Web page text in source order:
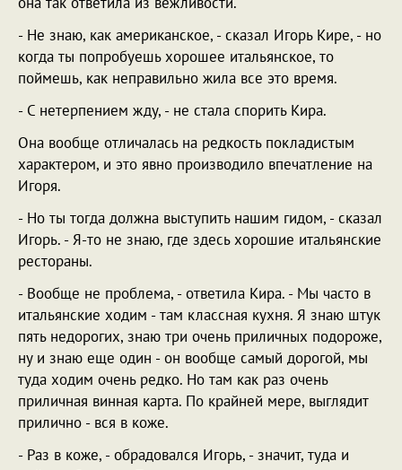
- Не знаю, как американское, - сказал Игорь Кире, - но
когда ты попробуешь хорошее итальянское, то
поймешь, как неправильно жила все это время.
- С нетерпением жду, - не стала спорить Кира.
Она вообще отличалась на редкость покладистым
характером, и это явно производило впечатление на
Игоря.
- Но ты тогда должна выступить нашим гидом, - сказал
Игорь. - Я-то не знаю, где здесь хорошие итальянские
рестораны.
- Вообще не проблема, - ответила Кира. - Мы часто в
итальянские ходим - там классная кухня. Я знаю штук
пять недорогих, знаю три очень приличных подороже,
ну и знаю еще один - он вообще самый дорогой, мы
туда ходим очень редко. Но там как раз очень
приличная винная карта. По крайней мере, выглядит
прилично - вся в коже.
- Раз в коже, - обрадовался Игорь, - значит, туда и